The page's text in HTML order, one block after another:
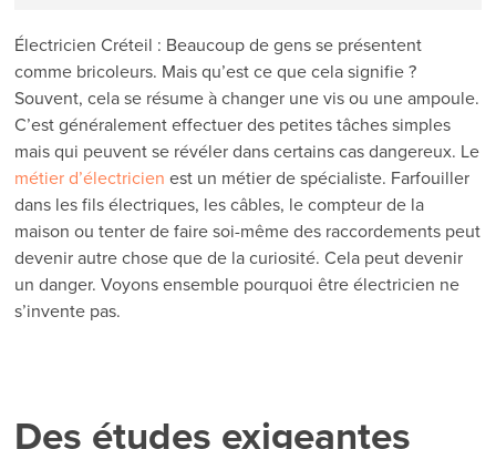
Électricien Créteil : Beaucoup de gens se présentent
comme bricoleurs. Mais qu’est ce que cela signifie ?
Souvent, cela se résume à changer une vis ou une ampoule.
C’est généralement effectuer des petites tâches simples
mais qui peuvent se révéler dans certains cas dangereux. Le
métier d’électricien est un métier de spécialiste. Farfouiller
dans les fils électriques, les câbles, le compteur de la
maison ou tenter de faire soi-même des raccordements peut
devenir autre chose que de la curiosité. Cela peut devenir
un danger. Voyons ensemble pourquoi être électricien ne
s’invente pas.
Des études exigeantes